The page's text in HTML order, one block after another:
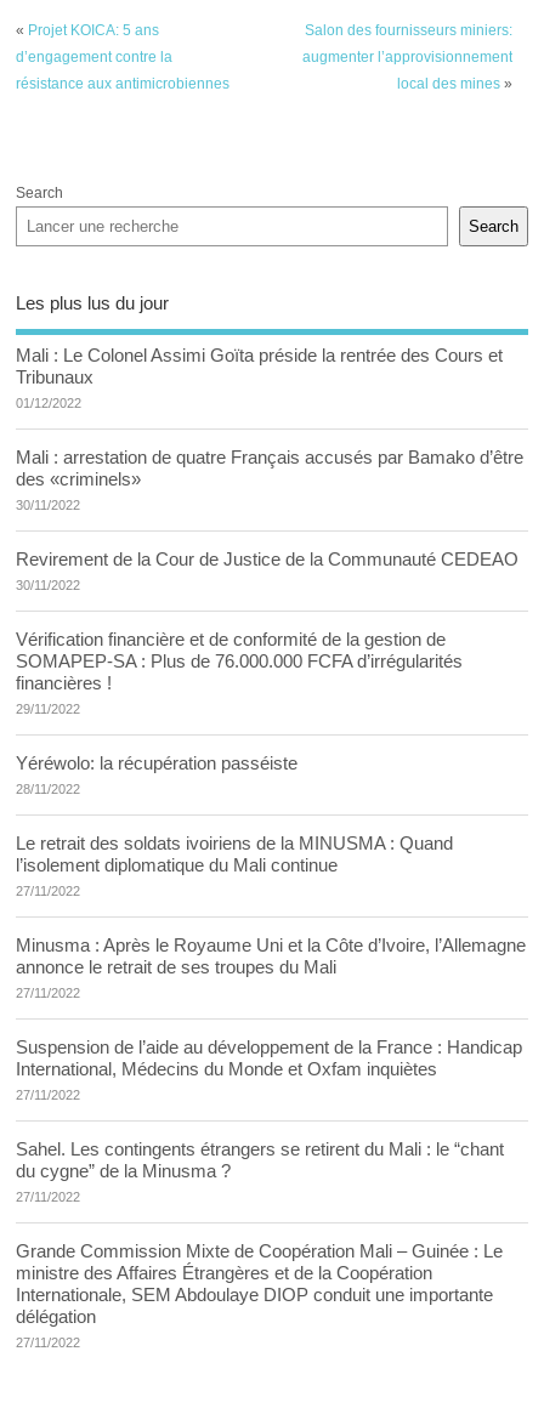
« Projet KOICA: 5 ans
d’engagement contre la
résistance aux antimicrobiennes
Salon des fournisseurs miniers:
augmenter l’approvisionnement
local des mines»
Search
Search
Les plus lus du jour
Mali : Le Colonel Assimi Goïta préside la rentrée des Cours et
Tribunaux
01/12/2022
Mali : arrestation de quatre Français accusés par Bamako d’être
des «criminels»
30/11/2022
Revirement de la Cour de Justice de la Communauté CEDEAO
30/11/2022
Vérification financière et de conformité de la gestion de
SOMAPEP-SA : Plus de 76.000.000 FCFA d’irrégularités
financières !
29/11/2022
Yéréwolo: la récupération passéiste
28/11/2022
Le retrait des soldats ivoiriens de la MINUSMA : Quand
l’isolement diplomatique du Mali continue
27/11/2022
Minusma : Après le Royaume Uni et la Côte d’Ivoire, l’Allemagne
annonce le retrait de ses troupes du Mali
27/11/2022
Suspension de l’aide au développement de la France : Handicap
International, Médecins du Monde et Oxfam inquiètes
27/11/2022
Sahel. Les contingents étrangers se retirent du Mali : le “chant
du cygne” de la Minusma ?
27/11/2022
Grande Commission Mixte de Coopération Mali – Guinée : Le
ministre des Affaires Étrangères et de la Coopération
Internationale, SEM Abdoulaye DIOP conduit une importante
délégation
27/11/2022